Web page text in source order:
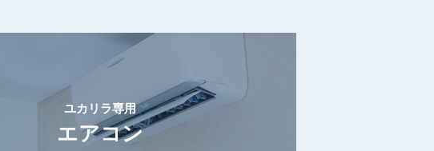
ユカリラ専用
エアコン